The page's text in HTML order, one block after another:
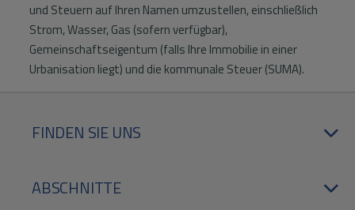
und Steuern auf Ihren Namen umzustellen, einschließlich
Strom, Wasser, Gas (sofern verfügbar),
Gemeinschaftseigentum (falls Ihre Immobilie in einer
Urbanisation liegt) und die kommunale Steuer (SUMA).
FINDEN SIE UNS
ABSCHNITTE